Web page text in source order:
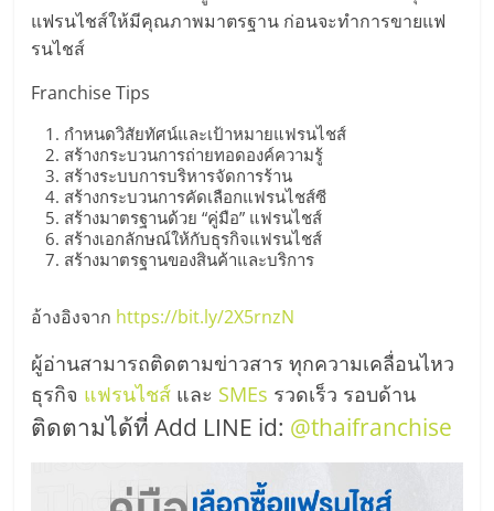
แฟรนไชส์ให้มีคุณภาพมาตรฐาน ก่อนจะทำการขายแฟ
รนไชส์
Franchise Tips
กำหนดวิสัยทัศน์และเป้าหมายแฟรนไชส์
สร้างกระบวนการถ่ายทอดองค์ความรู้
สร้างระบบการบริหารจัดการร้าน
สร้างกระบวนการคัดเลือกแฟรนไชส์ซี
สร้างมาตรฐานด้วย “คู่มือ” แฟรนไชส์
สร้างเอกลักษณ์ให้กับธุรกิจแฟรนไชส์
สร้างมาตรฐานของสินค้าและบริการ
อ้างอิงจาก https://bit.ly/2X5rnzN
ผู้อ่านสามารถติดตามข่าวสาร ทุกความเคลื่อนไหว
ธุรกิจ แฟรนไชส์ และ SMEs รวดเร็ว รอบด้าน
ติดตามได้ที่ Add LINE id: @thaifranchise